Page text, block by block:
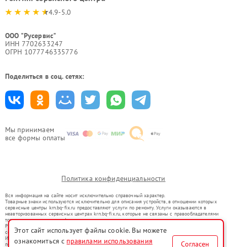
Мы принимаем
все формы оплаты
4.9-5.0
ООО "Русервис"
ИНН 7702633247
ОГРН 1077746335776
Поделиться в соц. сетях:
Политика конфиденциальности
Вся информация на сайте носит исключительно справочный характер.
Товарные знаки используются исключительно для описания устройств, в отношении которых
сервисные центры krn.bq-fix.ru предоставляют услуги по ремонту. Услуги оказываются в
неавторизованных сервисных центрах krn.bq-fix.ru, которые не связаны с правообладателями
товарных знаков или их официальными представителями.
Ремонт осуществляется для устройств, уже введенных в гражданский оборот в соответствии
со статьей 1487 ГК РФ.
Использование товарных знаков не преследует цели индивидуализации услуг или введения
потребителей в заблуждение, а служит для информирования о предоставляемых услугах по
Этот сайт использует файлы cookie. Вы можете
ознакомиться с правилами использования Согласен